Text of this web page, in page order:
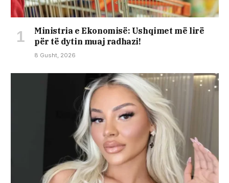
Ministria e Ekonomisë: Ushqimet më lirë
për të dytin muaj radhazi!
8 Gusht, 2026